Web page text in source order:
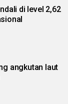
di level 2,62
angkutan laut